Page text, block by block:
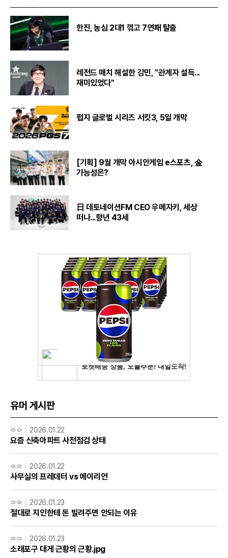
한진, 농심 2대1 꺾고 7연패 탈출
레전드 매치 해설한 강민, "관계자 설득...
재미있었다"
펍지 글로벌 시리즈 서킷3, 5일 개막
[기획] 9월 개막 아시안게임 e스포츠, 金
가능성은?
日 데토네이션FM CEO 우메자키, 세상
떠나...향년 43세
유머 게시판
ㅇㅇ 2026.01.22
요즘 신축아파트 사전점검 상태
ㅇㅇ 2026.01.22
사무실의 프레데터 vs 에이리언
ㅇㅇ 2026.01.23
절대로 지인한테 돈 빌려주면 안되는 이유
ㅇㅇ 2026.01.23
소래포구 대게 근황의 근황.jpg